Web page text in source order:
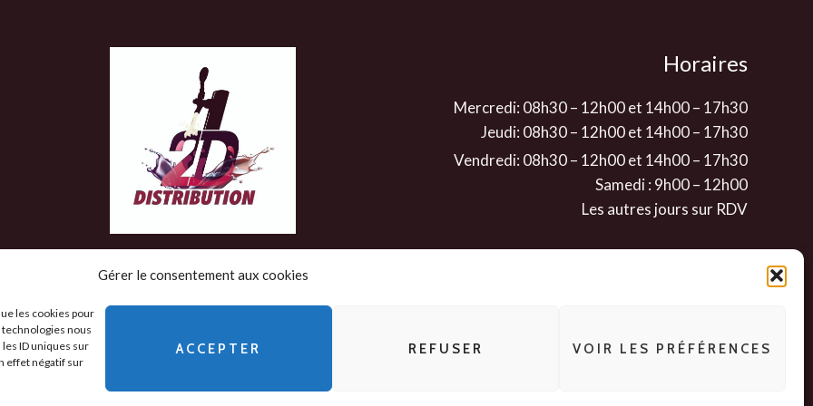
Gérer le consentement aux cookies
les cookies pour
nous
ID uniques sur
effet négatif sur
ACCEPTER REFUSER VOIR LES PRÉFÉRENCES
Horaires
Mercredi: 08h30 – 12h00 et 14h00 – 17h30
Jeudi: 08h30 – 12h00 et 14h00 – 17h30
Vendredi: 08h30 – 12h00 et 14h00 – 17h30
Samedi : 9h00 – 12h00
Les autres jours sur RDV
-